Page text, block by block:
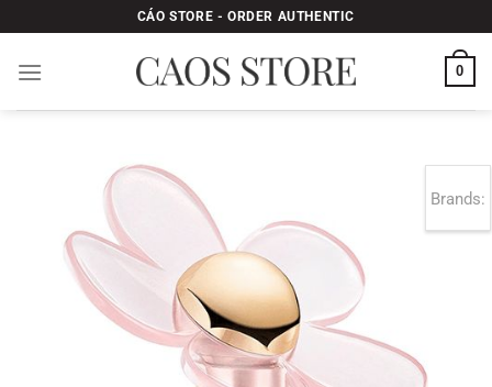
qua
nội
CÁO STORE - ORDER AUTHENTIC
0
Brands: